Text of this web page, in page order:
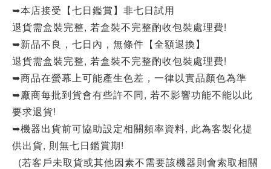
➥本店接受【七日鑑賞】非七日試用
退貨需盒裝完整, 若盒裝不完整酌收包裝處理費!
➥新品不良，七日內，無條件【全額退換】
退貨需盒裝完整, 若盒裝不完整酌收包裝處理費!
➥商品在螢幕上可能產生色差，一律以實品顏色為準
➥廠商每批到貨會有些許不同, 若不影響功能不能以此
要求退貨!
➥機器出貨前可協助設定相關頻率資料, 此為客製化提
供出貨, 則無七日鑑賞期!
(若客戶未取貨或其他因素不需要該機器則會索取相關